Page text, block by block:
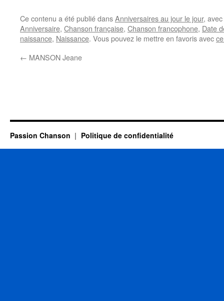
Ce contenu a été publié dansAnniversaires au jour le jour,
Anniversaire, Chanson française, Chanson francophone, Date
naissance, Naissance. Vous pouvez le mettre en favoris avec
← MANSON Jeane
Passion Chanson Politique de confidentialité